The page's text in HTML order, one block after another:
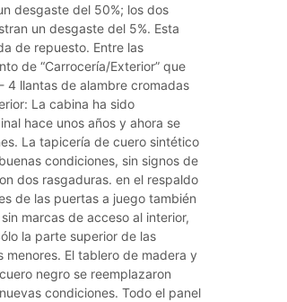
desgaste del 50%; los dos
un desgaste del 5%. Esta
de repuesto. Entre las
de “Carrocería/Exterior” que
4 llantas de alambre cromadas
La cabina ha sido
hace unos años y ahora se
La tapicería de cuero sintético
condiciones, sin signos de
dos rasgaduras. en el respaldo
de las puertas a juego también
marcas de acceso al interior,
la parte superior de las
El tablero de madera y
negro se reemplazaron
condiciones. Todo el panel